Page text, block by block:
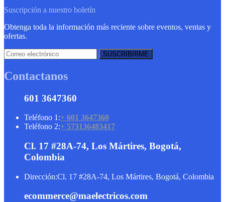
Suscripción a nuestro boletín
Obtenga toda la información más reciente sobre eventos, ventas y
ofertas.
Contactanos
601 3647360
Teléfono 1:+ 601 3647360
Teléfono 2:+ 573136483417
Cl. 17 #28A-74, Los Mártires, Bogotá,
Colombia
Dirección:Cl. 17 #28A-74, Los Mártires, Bogotá, Colombia
ecommerce@maelectricos.com